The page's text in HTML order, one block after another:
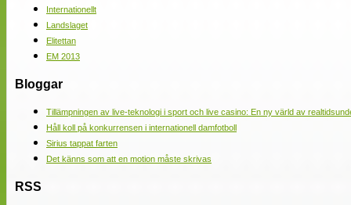
Internationellt
Landslaget
Elitettan
EM 2013
Bloggar
Tillämpningen av live-teknologi i sport och live casino: En ny värld av
Håll koll på konkurrensen i internationell damfotboll
Sirius tappat farten
Det känns som att en motion måste skrivas
RSS